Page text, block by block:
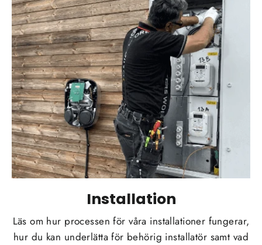
Installation
Läs om hur processen för våra installationer fungerar,
hur du kan underlätta för behörig installatör samt vad